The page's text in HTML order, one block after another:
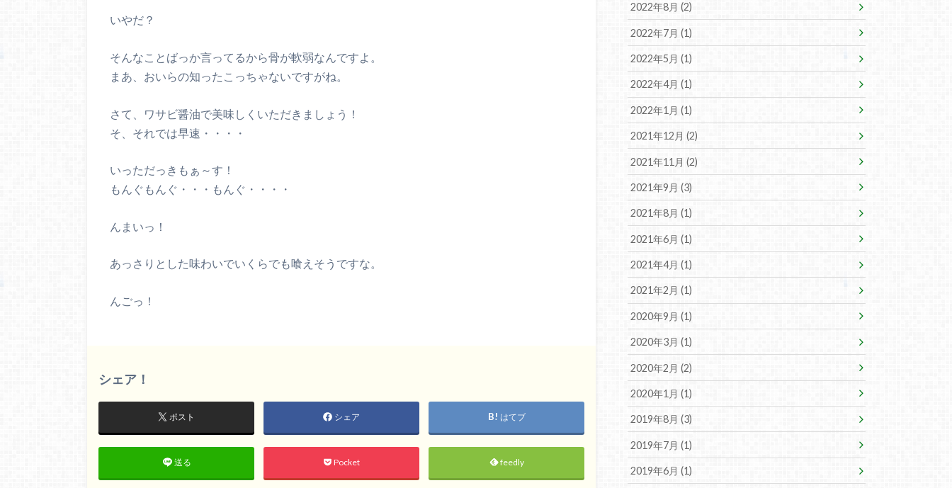
いやだ？
そんなことばっか言ってるから骨が軟弱なんですよ。
まあ、おいらの知ったこっちゃないですがね。
さて、ワサビ醤油で美味しくいただきましょう！
そ、それでは早速・・・・
いっただっきもぁ～す！
もんぐもんぐ・・・もんぐ・・・・
んまいっ！
あっさりとした味わいでいくらでも喰えそうですな。
んごっ！
シェア！
ポスト シェア はてブ
送る Pocket feedly
2022年8月 (2)
2022年7月 (1)
2022年5月 (1)
2022年4月 (1)
2022年1月 (1)
2021年12月 (2)
2021年11月 (2)
2021年9月 (3)
2021年8月 (1)
2021年6月 (1)
2021年4月 (1)
2021年2月 (1)
2020年9月 (1)
2020年3月 (1)
2020年2月 (2)
2020年1月 (1)
2019年8月 (3)
2019年7月 (1)
2019年6月 (1)